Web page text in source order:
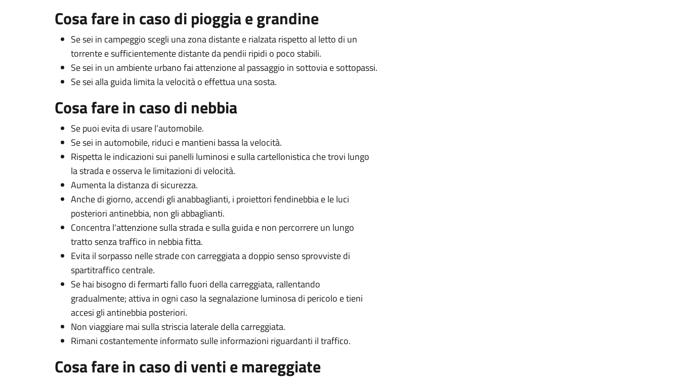
Cosa fare in caso di pioggia e grandine
Se sei in campeggio scegli una zona distante e rialzata rispetto al letto di un
torrente e sufficientemente distante da pendii ripidi o poco stabili.
Se sei in un ambiente urbano fai attenzione al passaggio in sottovia e sottopassi.
Se sei alla guida limita la velocità o effettua una sosta.
Cosa fare in caso di nebbia
Se puoi evita di usare l’automobile.
Se sei in automobile, riduci e mantieni bassa la velocità.
Rispetta le indicazioni sui panelli luminosi e sulla cartellonistica che trovi lungo
la strada e osserva le limitazioni di velocità.
Aumenta la distanza di sicurezza.
Anche di giorno, accendi gli anabbaglianti, i proiettori fendinebbia e le luci
posteriori antinebbia, non gli abbaglianti.
Concentra l'attenzione sulla strada e sulla guida e non percorrere un lungo
tratto senza traffico in nebbia fitta.
Evita il sorpasso nelle strade con carreggiata a doppio senso sprovviste di
spartitraffico centrale.
Se hai bisogno di fermarti fallo fuori della carreggiata, rallentando
gradualmente; attiva in ogni caso la segnalazione luminosa di pericolo e tieni
accesi gli antinebbia posteriori.
Non viaggiare mai sulla striscia laterale della carreggiata.
Rimani costantemente informato sulle informazioni riguardanti il traffico.
Cosa fare in caso di venti e mareggiate